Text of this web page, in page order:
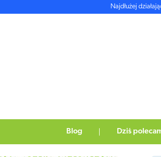
Najdłużej
Blog Dziś